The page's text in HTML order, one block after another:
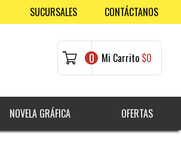
SUCURSALES CONTÁCTANOS
0 Mi Carrito $0
NOVELA GRÁFICA OFERTAS